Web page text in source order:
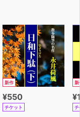
ているかを理解す
違いについて、
つけられる、貴重
をきっかけに、あ
新作
¥550
チケット
新
チ